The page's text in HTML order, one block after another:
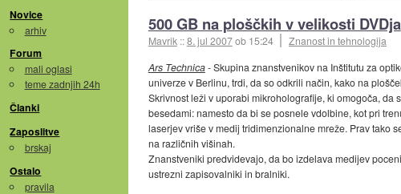
Novice
arhiv
Forum
mali oglasi
teme zadnjih 24h
Članki
Zaposlitve
brskaj
Ostalo
pravila
500 GB na ploščkih v velikosti DVDja
Mavrik ::8. jul 2007ob 15:24 Znanost in tehnologija
Ars Technica- Skupina znanstvenikov na Inštitutu za
univerze v Berlinu, trdi, da so odkrili način, kako na
Skrivnost leži v uporabi mikroholografije, ki omogoča,
besedami: namesto da bi se posnele vdolbine, kot pri
laserjev vriše v medij tridimenzionalne mreže. Prav tako
na različnih višinah.
Znanstveniki predvidevajo, da bo izdelava medijev
ustrezni zapisovalniki in bralniki.